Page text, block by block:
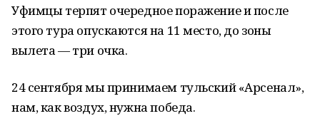
Уфимцы терпят очередное поражение и после
этого тура опускаются на 11 место, до зоны
вылета — три очка.
24 сентября мы принимаем тульский «Арсенал»,
нам, как воздух, нужна победа.